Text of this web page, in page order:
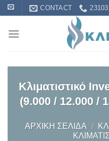
Skip
to
content
CONTACT
Κλιματιστικό
(9.000 / 12.000 /
ΑΡΧΙΚΉ ΣΕΛΊΔΑ /